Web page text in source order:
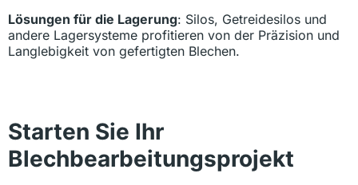
Lösungen für die Lagerung: Silos, Getreidesilos und
andere Lagersysteme profitieren von der Präzision und
Langlebigkeit von gefertigten Blechen.
Starten Sie Ihr
Blechbearbeitungsprojekt